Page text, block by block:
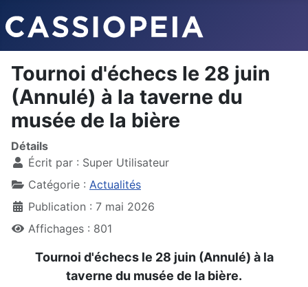
Tournoi d'échecs le 28 juin
(Annulé) à la taverne du
musée de la bière
Détails
Écrit par : Super Utilisateur
Catégorie : Actualités
Publication : 7 mai 2026
Affichages : 801
Tournoi d'échecs le 28 juin (Annulé) à la
taverne du musée de la bière.